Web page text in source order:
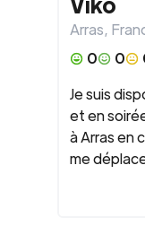
Arras,
0
0
Je suis
et en
à Arras en
me